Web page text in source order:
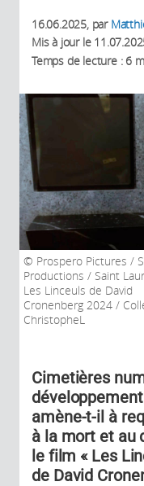
16.06.2025, par
Mis à jour le
Temps de lecture : 6
Prospero Pictures /
Productions / Saint
Les Linceuls de David
Cronenberg 2024 /
ChristopheL
Cimetières
amène-t-il à
à la mort et au
le film « Les
de David